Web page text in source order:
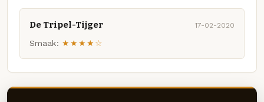
De Tripel-Tijger 17-02-2020
Smaak: ★★★★☆